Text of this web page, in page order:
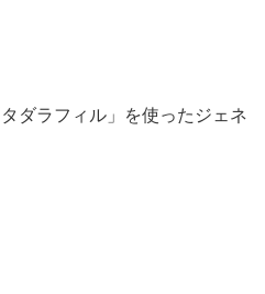
ダラフィル」を使ったジェネ